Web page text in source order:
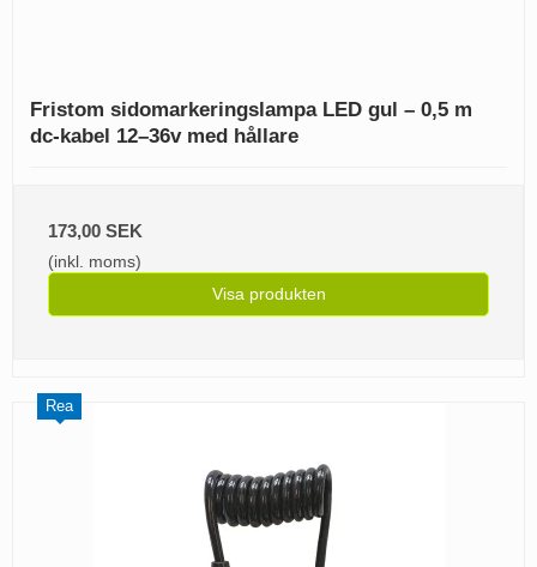
Fristom sidomarkeringslampa LED gul – 0,5 m
dc-kabel 12–36v med hållare
173,00 SEK
(inkl. moms)
Visa produkten
Rea